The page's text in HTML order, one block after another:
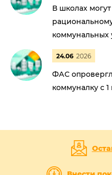
В школах
коммунальных
24.06 2026
ФАС
коммуналку с